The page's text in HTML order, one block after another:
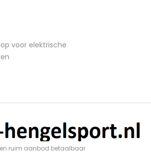
ruim aanbod betaalbaar